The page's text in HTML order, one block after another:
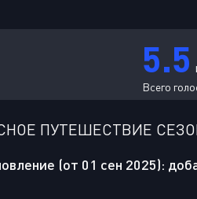
5.5
Всего
ПУТЕШЕСТВИЕ
(от 01 сен 2025):